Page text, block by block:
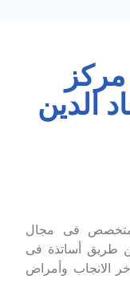
الدين
فى مجال
طريق أساتذة فى
الانجاب وأمراض